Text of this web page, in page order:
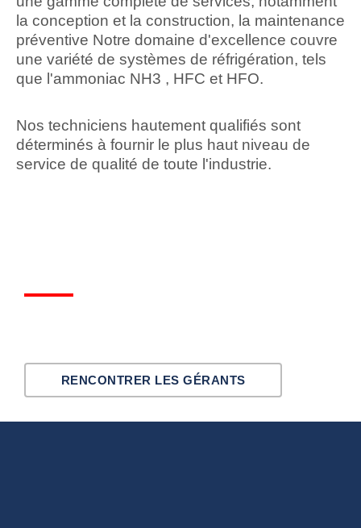
la conception et la construction, la maintenance
préventive Notre domaine d'excellence couvre
une variété de systèmes de réfrigération, tels
que l'ammoniac NH3 , HFC et HFO.
Nos techniciens hautement qualifiés sont
déterminés à fournir le plus haut niveau de
service de qualité de toute l'industrie.
RENCONTRER LES GÉRANTS